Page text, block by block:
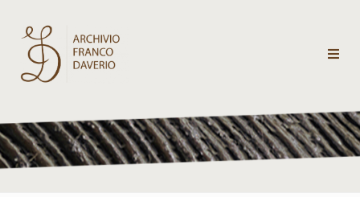
Archivio
Franco
Daverio